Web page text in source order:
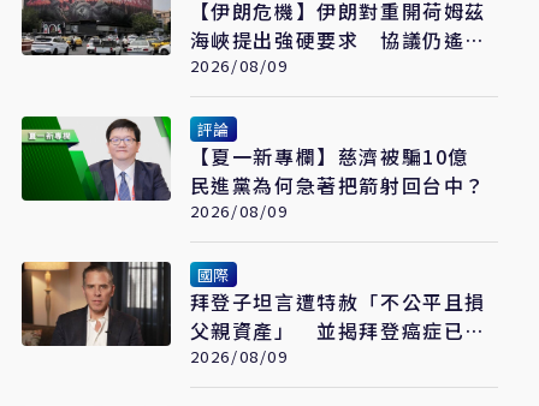
【伊朗危機】伊朗對重開荷姆茲
海峽提出強硬要求 協議仍遙不
可及
2026/08/09
評論
【夏一新專欄】慈濟被騙10億
民進黨為何急著把箭射回台中？
2026/08/09
國際
拜登子坦言遭特赦「不公平且損
父親資產」 並揭拜登癌症已擴
散至骨骼
2026/08/09